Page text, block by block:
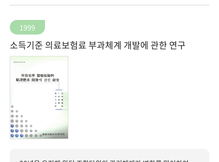
1999
소득기준 의료보험료 부과체계 개발에 관한 연구